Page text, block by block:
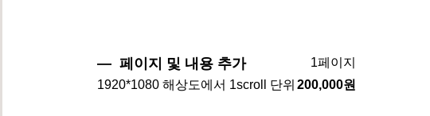
― 페이지 및 내용 추가
1페이지
1920*1080 해상도에서 1scroll 단위 200,000원